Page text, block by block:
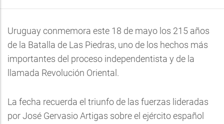
Uruguay conmemora este 18 de mayo los 215 años
de la Batalla de Las Piedras, uno de los hechos más
importantes del proceso independentista y de la
llamada Revolución Oriental.
La fecha recuerda el triunfo de las fuerzas lideradas
por José Gervasio Artigas sobre el ejército español